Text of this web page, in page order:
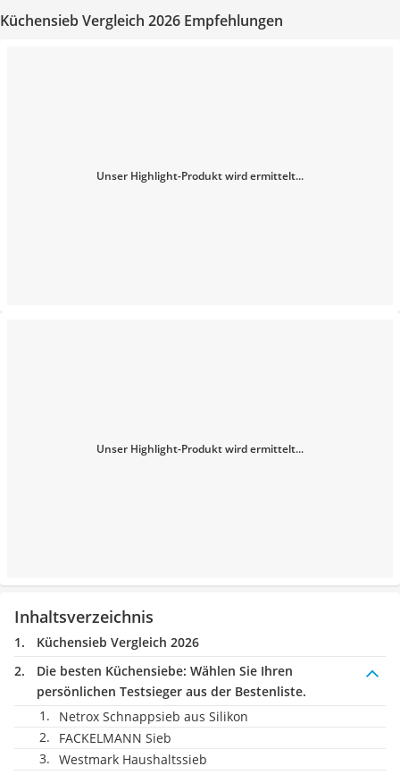
Küchensieb Vergleich 2026 Empfehlungen
Unser Highlight-Produkt wird ermittelt...
Unser Highlight-Produkt wird ermittelt...
Inhaltsverzeichnis
Küchensieb Vergleich 2026
Die besten Küchensiebe: Wählen Sie Ihren
persönlichen Testsieger aus der Bestenliste.
Netrox Schnappsieb aus Silikon
FACKELMANN Sieb
Westmark Haushaltssieb